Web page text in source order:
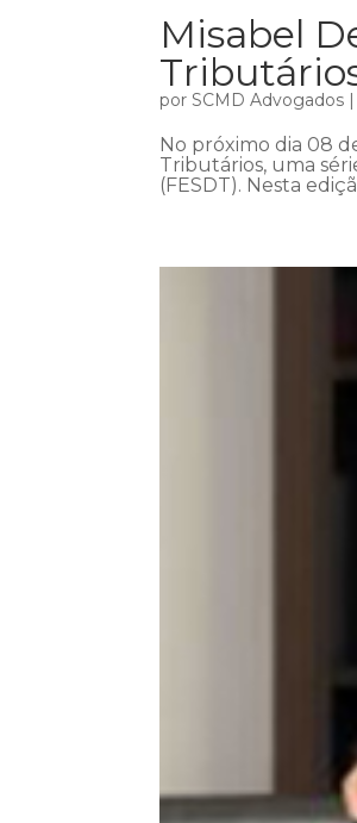
Misabel
porSCMD Advogados |
No próximo dia 08
Tributários, uma
(FESDT). Nesta